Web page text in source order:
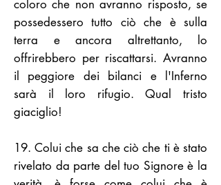
coloro che non avranno risposto, se
possedessero tutto ciò che è sulla
terra e ancora altrettanto, lo
offrirebbero per riscattarsi. Avranno
il peggiore dei bilanci e l'Inferno
sarà il loro rifugio. Qual tristo
giaciglio!
19. Colui che sa che ciò che ti è stato
rivelato da parte del tuo Signore è la